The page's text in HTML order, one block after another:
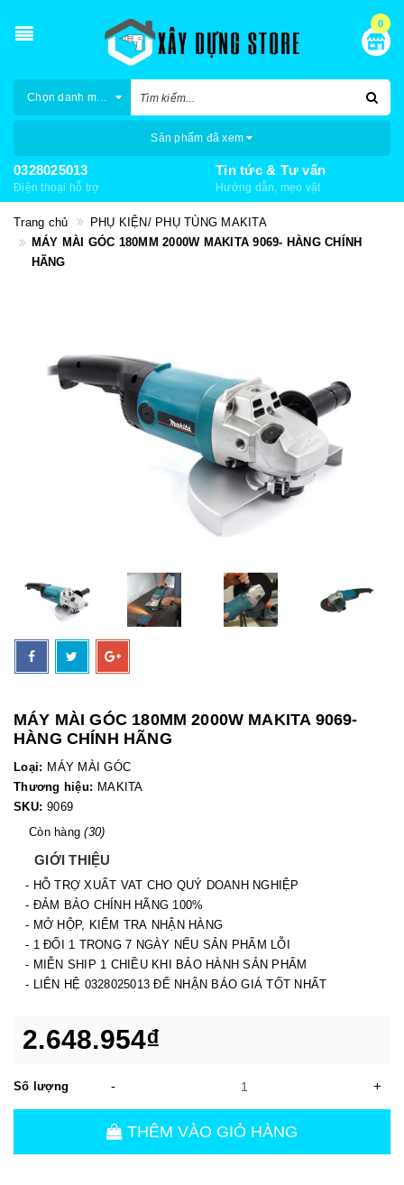
0
Chọn danh mục
Sản phẩm đã xem
0328025013
Điện thoại hỗ trợ
Tin tức & Tư vấn
Hướng dẫn, mẹo vặt
Trang chủ
PHỤ KIỆN/ PHỤ TÙNG MAKITA
MÁY MÀI GÓC 180MM 2000W MAKITA 9069- HÀNG CHÍNH
HÃNG
MÁY MÀI GÓC 180MM 2000W MAKITA 9069-
HÀNG CHÍNH HÃNG
Loại: MÁY MÀI GÓC
Thương hiệu: MAKITA
SKU: 9069
Còn hàng(30)
GIỚI THIỆU
- HỖ TRỢ XUẤT VAT CHO QUÝ DOANH NGHIỆP
- ĐẢM BẢO CHÍNH HÃNG 100%
- MỞ HỘP, KIỂM TRA NHẬN HÀNG
- 1 ĐỔI 1 TRONG 7 NGÀY NẾU SẢN PHẨM LỖI
- MIỄN SHIP 1 CHIỀU KHI BẢO HÀNH SẢN PHẨM
- LIÊN HỆ 0328025013 ĐỂ NHẬN BÁO GIÁ TỐT NHẤT
2.648.954₫
Số lượng - +
THÊM VÀO GIỎ HÀNG